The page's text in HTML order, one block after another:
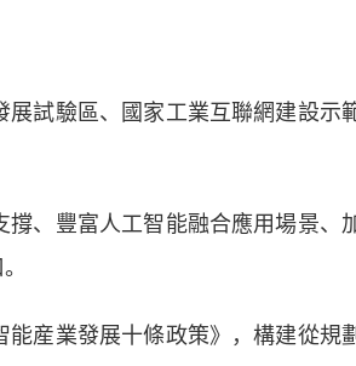
試驗區、國家工業互聯網建設示
、豐富人工智能融合應用場景、
産業發展十條政策》，構建從規劃